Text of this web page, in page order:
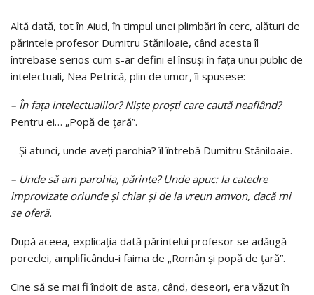
Altă dată, tot în Aiud, în timpul unei plimbări în cerc, alături de
părintele profesor Dumitru Stăniloaie, când acesta îl
întrebase serios cum s-ar defini el însuși în fața unui public de
intelectuali, Nea Petrică, plin de umor, îi spusese:
– În fața intelectualilor? Nişte proşti care caută neaflând?
Pentru ei… „Popă de ţară”.
– Şi atunci, unde aveţi parohia? îl întrebă Dumitru Stăniloaie.
– Unde să am parohia, părinte? Unde apuc: la catedre
improvizate oriunde şi chiar şi de la vreun amvon, dacă mi
se oferă.
După aceea, explicaţia dată părintelui profesor se adăugă
poreclei, amplificându-i faima de „Român şi popă de ţară”.
Cine să se mai fi îndoit de asta, când, deseori, era văzut în